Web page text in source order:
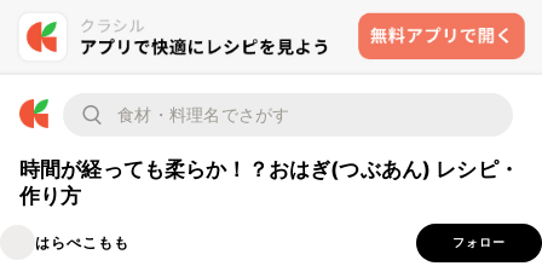
時間が経っても柔らか！？おはぎ(つぶあん) レシピ・
作り方
はらぺこもも フォロー